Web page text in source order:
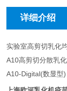
详细介绍
实验室高剪切乳化
A10高剪切分散乳
A10-Digital(数显型)